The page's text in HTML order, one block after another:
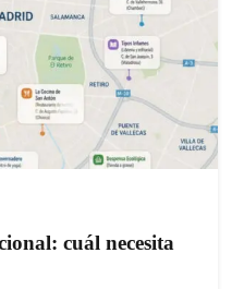
cuál necesita